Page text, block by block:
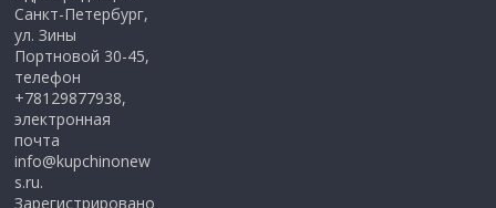
Санкт-Петербург,
ул. Зины
Портновой 30-45,
телефон
+78129877938,
электронная
почта
info@kupchinonew
s.ru.
Зарегистрировано